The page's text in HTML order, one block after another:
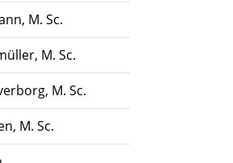
M. Sc.
M. Sc.
M. Sc.
M. Sc.